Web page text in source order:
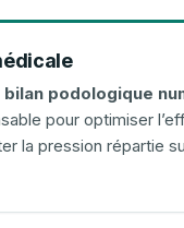
bilan podologique
pour optimiser
la pression répartie